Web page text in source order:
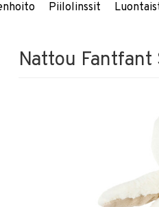
Piilolinssit
Nattou Fantfant